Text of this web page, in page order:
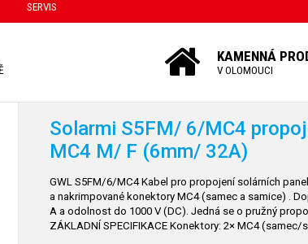
SERVIS
KAMENNÁ
V OLOMOUCI
Solarmi S5FM/ 6/MC4
MC4 M/ F (6mm/ 32A)
GWL S5FM/6/MC4 Kabel pro propojení solárních
a nakrimpované konektory MC4 (samec a samice) .
A a odolnost do 1000 V (DC). Jedná se o pružný
ZÁKLADNÍ SPECIFIKACE Konektory: 2× MC4